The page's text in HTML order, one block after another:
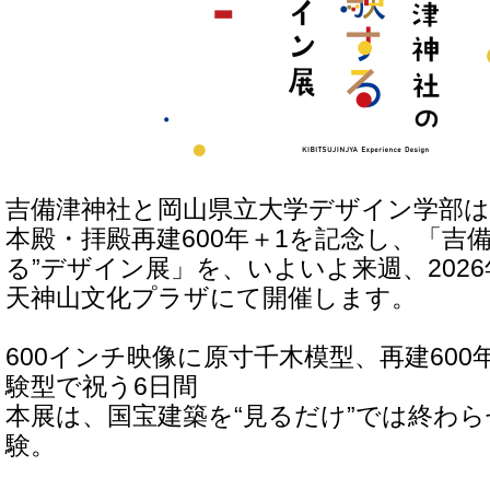
吉備津神社と岡山県立大学デザイン学部
本殿・拝殿再建600年＋1を記念し、「吉
る”デザイン展」を、いよいよ来週、
天神山文化プラザにて開催します。
600インチ映像に原寸千木模型、再建600
験型で祝う6日間
本展は、国宝建築を“見るだけ”では終わ
験。